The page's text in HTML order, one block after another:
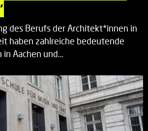
des Berufs der Architekt*innen in
haben zahlreiche bedeutende
in Aachen und…